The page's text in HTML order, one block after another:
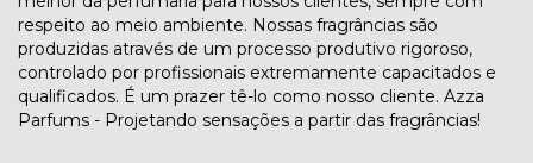
respeito ao meio ambiente. Nossas fragrâncias são
produzidas através de um processo produtivo rigoroso,
controlado por profissionais extremamente capacitados e
qualificados. É um prazer tê-lo como nosso cliente. Azza
Parfums - Projetando sensações a partir das fragrâncias!